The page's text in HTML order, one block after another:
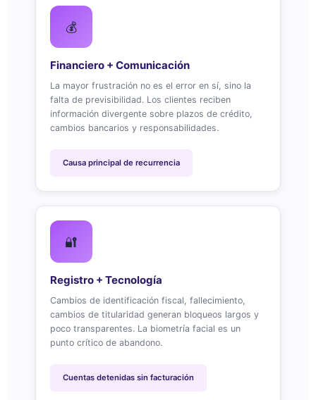
💰
Financiero + Comunicación
La mayor frustración no es el error en sí, sino la
falta de previsibilidad. Los clientes reciben
información divergente sobre plazos de crédito,
cambios bancarios y responsabilidades.
Causa principal de recurrencia
🔐
Registro + Tecnología
Cambios de identificación fiscal, fallecimiento,
cambios de titularidad generan bloqueos largos y
poco transparentes. La biometría facial es un
punto crítico de abandono.
Cuentas detenidas sin facturación